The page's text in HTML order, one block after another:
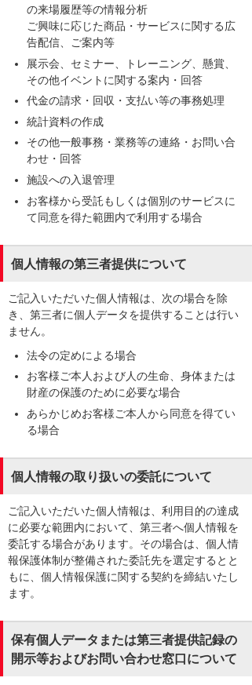
の来場履歴等の情報分析
ご興味に応じた商品・サービスに関する広
告配信、ご案内等
展示会、セミナー、トレーニング、懸賞、
その他イベントに関する案内・回答
代金の請求・回収・支払い等の事務処理
統計資料の作成
その他一般事務・業務等の連絡・お問い合
わせ・回答
施設への入退管理
お客様から受託もしくは個別のサービスに
て同意を得た範囲内で利用する場合
個人情報の第三者提供について
ご記入いただいた個人情報は、次の場合を除
き、第三者に個人データを提供することは行い
ません。
法令の定めによる場合
お客様ご本人および人の生命、身体または
財産の保護のために必要な場合
あらかじめお客様ご本人から同意を得てい
る場合
個人情報の取り扱いの委託について
ご記入いただいた個人情報は、利用目的の達成
に必要な範囲内において、第三者へ個人情報を
委託する場合があります。その場合は、個人情
報保護体制が整備された委託先を選定するとと
もに、個人情報保護に関する契約を締結いたし
ます。
保有個人データまたは第三者提供記録の
開示等およびお問い合わせ窓口について